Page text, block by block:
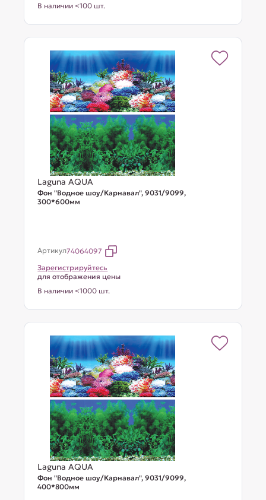
В наличии <100 шт.
Laguna AQUA
Фон "Водное шоу/Карнавал", 9031/9099,
300*600мм
Артикул74064097
Зарегистрируйтесь
для отображения цены
В наличии <1000 шт.
Laguna AQUA
Фон "Водное шоу/Карнавал", 9031/9099,
400*800мм